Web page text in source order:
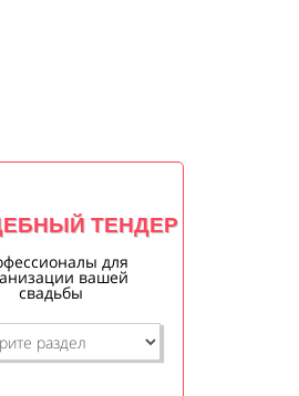
ТЕНДЕР
для
вашей
свадьбы